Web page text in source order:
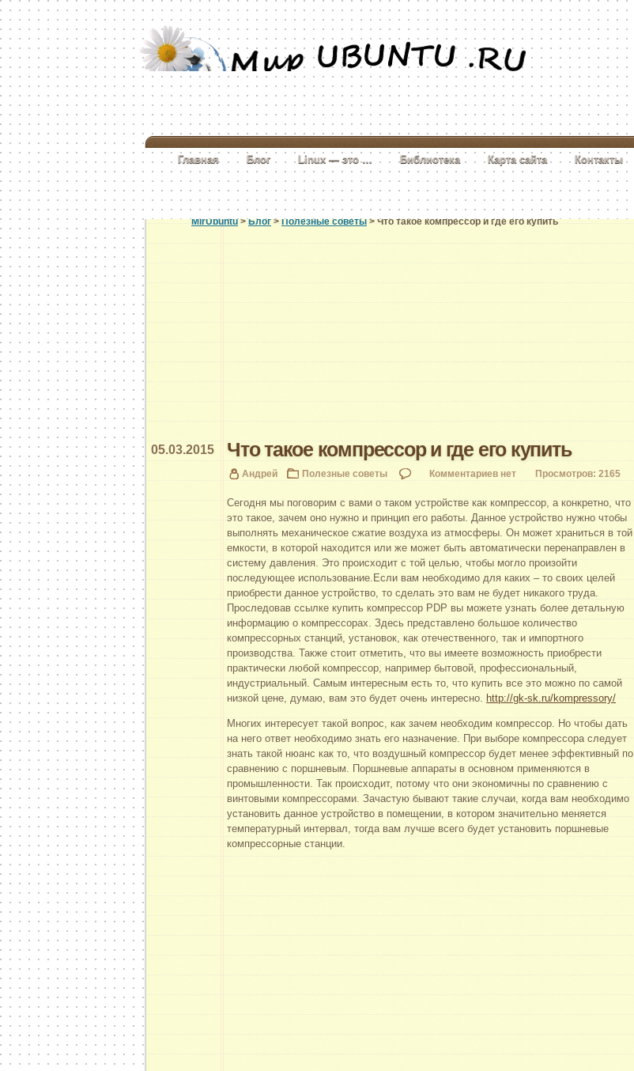
Главная Блог Linux — это … Библиотека Карта сайта Контакты
MirUbuntu>Блог>Полезные советы> Что такое компрессор и где его купить
Что такое компрессор и где его купить
05.03.2015
Андрей Полезные советы Комментариев нет Просмотров: 2165
Сегодня мы поговорим с вами о таком устройстве как компрессор, а конкретно, что
это такое, зачем оно нужно и принцип его работы. Данное устройство нужно чтобы
выполнять механическое сжатие воздуха из атмосферы. Он может храниться в той
емкости, в которой находится или же может быть автоматически перенаправлен в
систему давления. Это происходит с той целью, чтобы могло произойти
последующее использование. Если вам необходимо для каких – то своих целей
приобрести данное устройство, то сделать это вам не будет никакого труда.
Проследовав ссылке купить компрессор PDP вы можете узнать более детальную
информацию о компрессорах. Здесь представлено большое количество
компрессорных станций, установок, как отечественного, так и импортного
производства. Также стоит отметить, что вы имеете возможность приобрести
практически любой компрессор, например бытовой, профессиональный,
индустриальный. Самым интересным есть то, что купить все это можно по самой
низкой цене, думаю, вам это будет очень интересно. http://gk-sk.ru/kompressory/
Многих интересует такой вопрос, как зачем необходим компрессор. Но чтобы дать
на него ответ необходимо знать его назначение. При выборе компрессора следует
знать такой нюанс как то, что воздушный компрессор будет менее эффективный по
сравнению с поршневым. Поршневые аппараты в основном применяются в
промышленности. Так происходит, потому что они экономичны по сравнению с
винтовыми компрессорами. Зачастую бывают такие случаи, когда вам необходимо
установить данное устройство в помещении, в котором значительно меняется
температурный интервал, тогда вам лучше всего будет установить поршневые
компрессорные станции.